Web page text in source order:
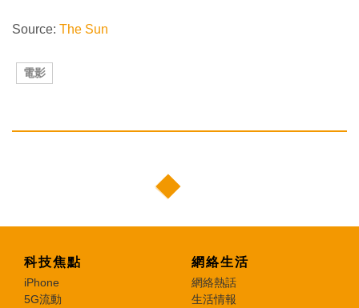
Source: The Sun
電影
科技焦點
iPhone
5G流動
網絡生活
網絡熱話
生活情報